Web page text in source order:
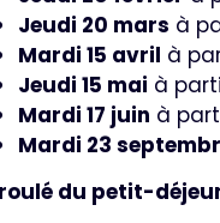
Jeudi 20 mars à
Mardi 15 avril à
Jeudi 15 mai à
Mardi 17 juin à
Mardi 23
du petit-